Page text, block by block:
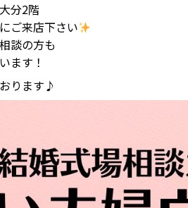
分2階
ご来店下さい
談の方も
ます！
ります♪